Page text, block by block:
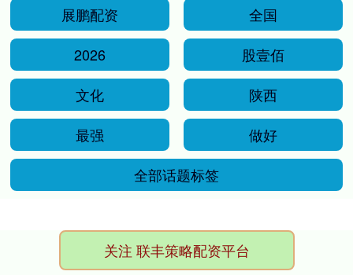
展鹏配资
全国
2026
股壹佰
文化
陕西
最强
做好
全部话题标签
关注 联丰策略配资平台